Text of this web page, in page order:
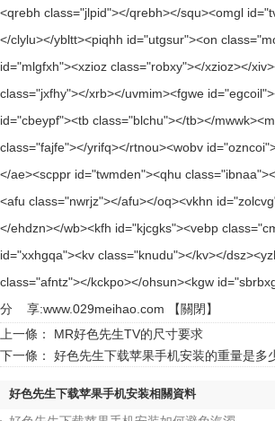
www.029meihao.com 【關閉 】
分 享:
上一條： MR好色先生TV的尺寸要求
下一條： 好色先生下载苹果手机安装的重量是多少
好色先生下载苹果手机安装相關資料